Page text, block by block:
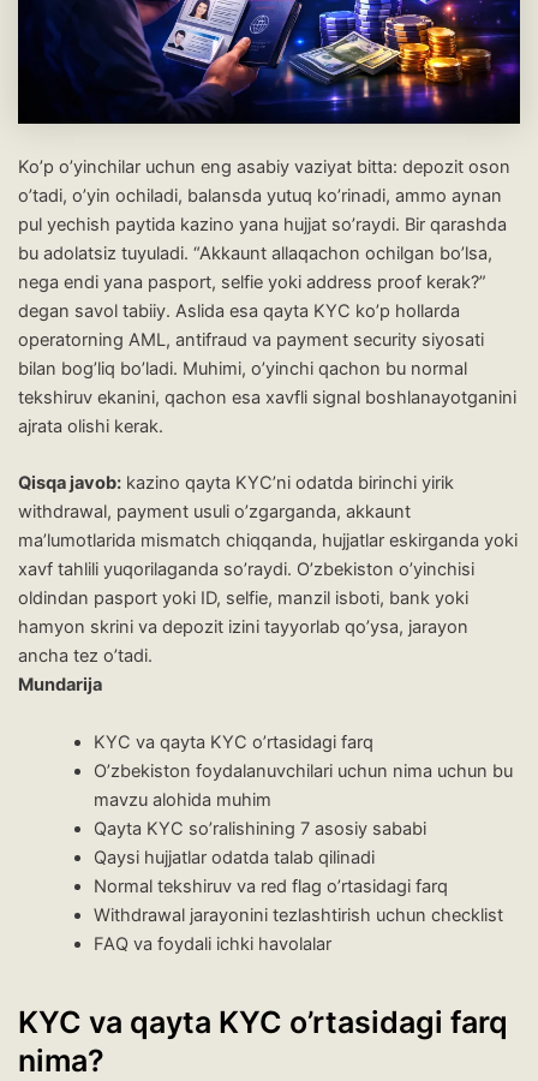
Ko’p o’yinchilar uchun eng asabiy vaziyat bitta: depozit oson
o’tadi, o’yin ochiladi, balansda yutuq ko’rinadi, ammo aynan
pul yechish paytida kazino yana hujjat so’raydi. Bir qarashda
bu adolatsiz tuyuladi. “Akkaunt allaqachon ochilgan bo’lsa,
nega endi yana pasport, selfie yoki address proof kerak?”
degan savol tabiiy. Aslida esa qayta KYC ko’p hollarda
operatorning AML, antifraud va payment security siyosati
bilan bog’liq bo’ladi. Muhimi, o’yinchi qachon bu normal
tekshiruv ekanini, qachon esa xavfli signal boshlanayotganini
ajrata olishi kerak.
Qisqa javob:kazino qayta KYC’ni odatda birinchi yirik
withdrawal, payment usuli o’zgarganda, akkaunt
ma’lumotlarida mismatch chiqqanda, hujjatlar eskirganda yoki
xavf tahlili yuqorilaganda so’raydi. O’zbekiston o’yinchisi
oldindan pasport yoki ID, selfie, manzil isboti, bank yoki
hamyon skrini va depozit izini tayyorlab qo’ysa, jarayon
ancha tez o’tadi.
Mundarija
KYC va qayta KYC o’rtasidagi farq
O’zbekiston foydalanuvchilari uchun nima uchun bu
mavzu alohida muhim
Qayta KYC so’ralishining 7 asosiy sababi
Qaysi hujjatlar odatda talab qilinadi
Normal tekshiruv va red flag o’rtasidagi farq
Withdrawal jarayonini tezlashtirish uchun checklist
FAQ va foydali ichki havolalar
KYC va qayta KYC o’rtasidagi farq
nima?